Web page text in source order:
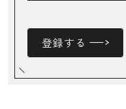
登録する